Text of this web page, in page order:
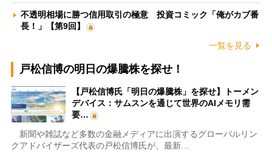
不透明相場に勝つ信用取引の極意 投資コミック「俺がカブ番
長！」【第9回】
一覧を見る
戸松信博の明日の爆騰株を探せ！
【戸松信博氏「明日の爆騰株」を探せ】トーメン
デバイス：サムスンを通じて世界のAIメモリ需
要…
新聞や雑誌など多数の金融メディアに出演するグローバルリン
クアドバイザーズ代表の戸松信博氏が、最新…